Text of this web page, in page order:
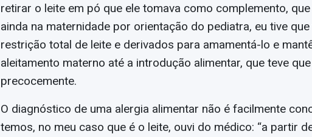
retirar o leite em pó que ele tomava como complemento,
ainda na maternidade por orientação do pediatra, eu tive
restrição total de leite e derivados para amamentá-lo e
aleitamento materno até a introdução alimentar, que teve
precocemente.
O diagnóstico de uma alergia alimentar não é facilmente
temos, no meu caso que é o leite, ouvi do médico: “a partir